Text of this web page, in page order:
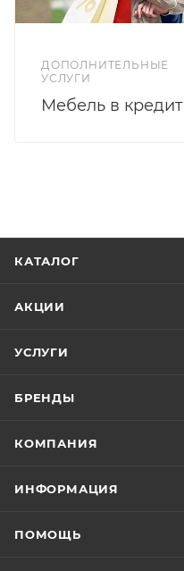
ДОПОЛНИТЕЛЬНЫЕ
УСЛУГИ
Мебель в кредит
КАТАЛОГ
АКЦИИ
УСЛУГИ
БРЕНДЫ
КОМПАНИЯ
ИНФОРМАЦИЯ
ПОМОЩЬ